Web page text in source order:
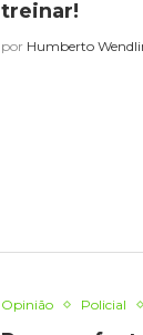
treinar!
por Humberto
Opinião Policial